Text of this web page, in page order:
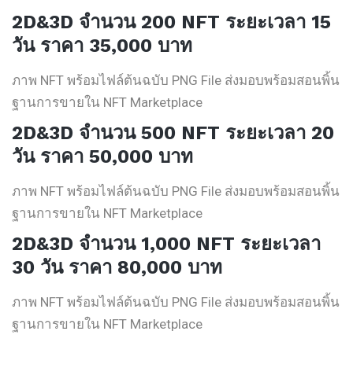
2D&3D จำนวน 200 NFT ระยะเวลา 15
วัน ราคา 35,000 บาท
ภาพ NFT พร้อมไฟล์ต้นฉบับ PNG File ส่งมอบพร้อมสอนพิ้น
ฐานการขายใน NFT Marketplace
2D&3D จำนวน 500 NFT ระยะเวลา 20
วัน ราคา 50,000 บาท
ภาพ NFT พร้อมไฟล์ต้นฉบับ PNG File ส่งมอบพร้อมสอนพิ้น
ฐานการขายใน NFT Marketplace
2D&3D จำนวน 1,000 NFT ระยะเวลา
30 วัน ราคา 80,000 บาท
ภาพ NFT พร้อมไฟล์ต้นฉบับ PNG File ส่งมอบพร้อมสอนพิ้น
ฐานการขายใน NFT Marketplace